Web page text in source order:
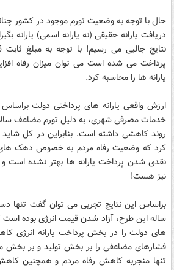
حال با توجه به وضعیت تورم موجود در کشور
دریافت یارانه حقیقی (نه یارانه اسمی) یارانه
پرداخت می شده است می توان میزان رفاه
یارانه ها را محاسبه کرد.
ارزش واقعی یارانه های پرداختی دولت
خدمات مصرفی شهری، به دلیل تورم مضاعف
روند کاهشی داشته است. بنابراین در کل شاید
کرد که وضعیت رفاه مردم به خصوص دهک
نقدی شدن پرداخت یارانه ها بهتر نشده است
نیز هست!
براساس این نتایج تجربی می توان گفت تنها
ساله این طرح، آزاد شدن قیمت انرژی بوده
های دولت را در بخش پرداخت یارانه انرژی
فشارهای مضاعفی را بر بخش تولید و بر
تنها منجربه کاهش رفاه مردم و همچنین